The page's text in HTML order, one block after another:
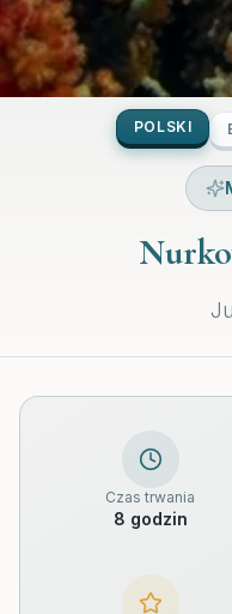
POLSKI
Czas trwania
8 godzin